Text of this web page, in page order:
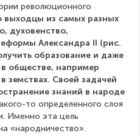
революционного
выходцы из самых разных
духовенство,
Александра II (рис.
образование и даже
обществе, например
земствах. Своей задачей
знаний в народе
то определенного слоя
Именно эта цель
«народничество».